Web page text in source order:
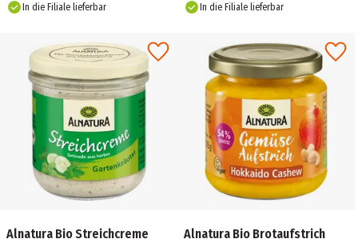
In die Filiale lieferbar
In die Filiale lieferbar
Alnatura Bio Streichcreme
Alnatura Bio Brotaufstrich